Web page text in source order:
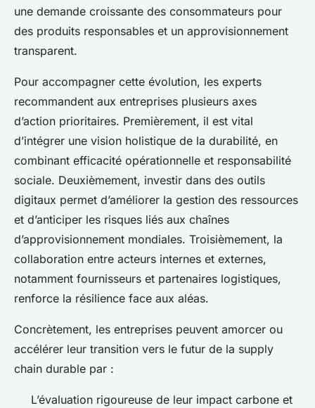
une demande croissante des consommateurs pour
des produits responsables et un approvisionnement
transparent.
Pour accompagner cette évolution, les experts
recommandent aux entreprises plusieurs axes
d’action prioritaires. Premièrement, il est vital
d’intégrer une vision holistique de la durabilité, en
combinant efficacité opérationnelle et responsabilité
sociale. Deuxièmement, investir dans des outils
digitaux permet d’améliorer la gestion des ressources
et d’anticiper les risques liés aux chaînes
d’approvisionnement mondiales. Troisièmement, la
collaboration entre acteurs internes et externes,
notamment fournisseurs et partenaires logistiques,
renforce la résilience face aux aléas.
Concrètement, les entreprises peuvent amorcer ou
accélérer leur transition vers le futur de la supply
chain durable par :
L’évaluation rigoureuse de leur impact carbone et